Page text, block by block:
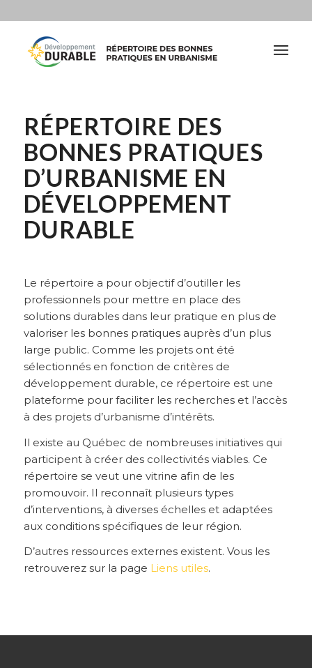
RÉPERTOIRE DES
BONNES PRATIQUES
D’URBANISME EN
DÉVELOPPEMENT
DURABLE
Le répertoire a pour objectif d’outiller les
professionnels pour mettre en place des
solutions durables dans leur pratique en plus de
valoriser les bonnes pratiques auprès d’un plus
large public. Comme les projets ont été
sélectionnés en fonction de critères de
développement durable, ce répertoire est une
plateforme pour faciliter les recherches et l’accès
à des projets d’urbanisme d’intérêts.
Il existe au Québec de nombreuses initiatives qui
participent à créer des collectivités viables. Ce
répertoire se veut une vitrine afin de les
promouvoir. Il reconnaît plusieurs types
d’interventions, à diverses échelles et adaptées
aux conditions spécifiques de leur région.
D’autres ressources externes existent. Vous les
retrouverez sur la page Liens utiles.